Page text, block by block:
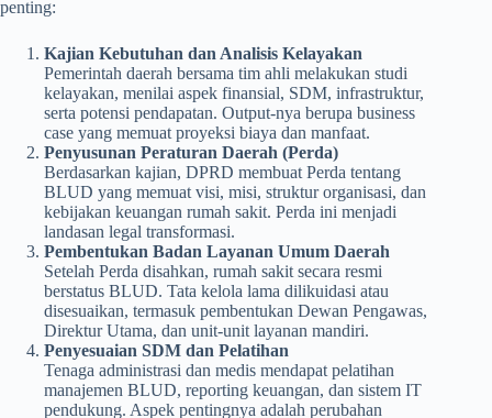
penting:
Kajian Kebutuhan dan Analisis Kelayakan
Pemerintah daerah bersama tim ahli melakukan studi
kelayakan, menilai aspek finansial, SDM, infrastruktur,
serta potensi pendapatan. Output-nya berupa business
case yang memuat proyeksi biaya dan manfaat.
Penyusunan Peraturan Daerah (Perda)
Berdasarkan kajian, DPRD membuat Perda tentang
BLUD yang memuat visi, misi, struktur organisasi, dan
kebijakan keuangan rumah sakit. Perda ini menjadi
landasan legal transformasi.
Pembentukan Badan Layanan Umum Daerah
Setelah Perda disahkan, rumah sakit secara resmi
berstatus BLUD. Tata kelola lama dilikuidasi atau
disesuaikan, termasuk pembentukan Dewan Pengawas,
Direktur Utama, dan unit-unit layanan mandiri.
Penyesuaian SDM dan Pelatihan
Tenaga administrasi dan medis mendapat pelatihan
manajemen BLUD, reporting keuangan, dan sistem IT
pendukung. Aspek pentingnya adalah perubahan